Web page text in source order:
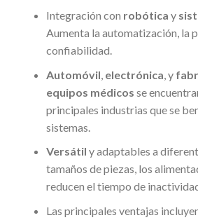
Integración con robótica y
Aumenta la automatización, la
confiabilidad.
Automóvil electrónica , y
equipos médicos se
principales industrias que se
sistemas.
Versátil y adaptables a
tamaños de piezas, los
reducen el tiempo de
Las principales ventajas